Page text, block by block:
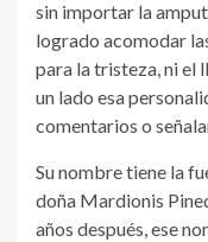
sin importar la
logrado acomodar
para la tristeza, ni el
un lado esa
comentarios o
Su nombre tiene la
doña Mardionis
años después, ese